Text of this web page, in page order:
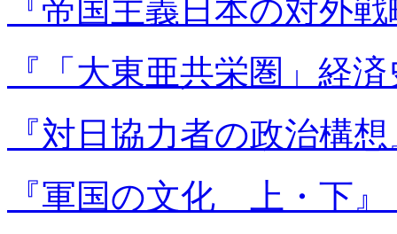
『帝国主義日本の対外
『「大東亜共栄圏」経
『対日協力者の政治構
『軍国の文化 上・下